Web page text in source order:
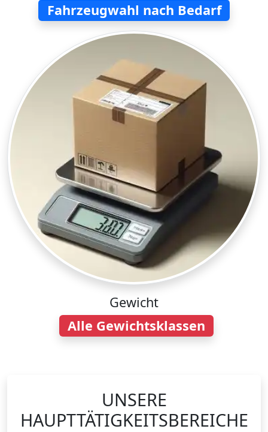
Fahrzeugwahl nach Bedarf
Gewicht
Alle Gewichtsklassen
UNSERE
HAUPTTÄTIGKEITSBEREICHE